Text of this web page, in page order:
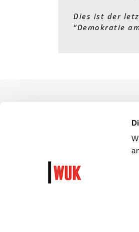
Dies ist der
“Demokratie
Veranstalterin: WUK